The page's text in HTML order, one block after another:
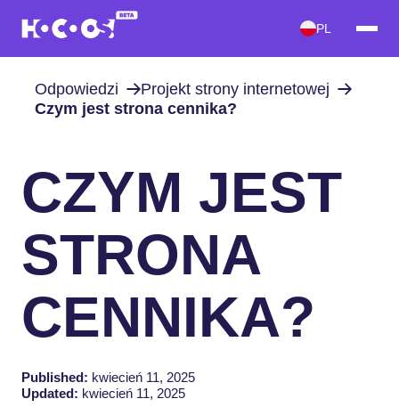
PL
Odpowiedzi
Projekt strony internetowej
Czym jest strona cennika?
CZYM JEST
STRONA
CENNIKA?
Published: kwiecień 11, 2025
Updated: kwiecień 11, 2025